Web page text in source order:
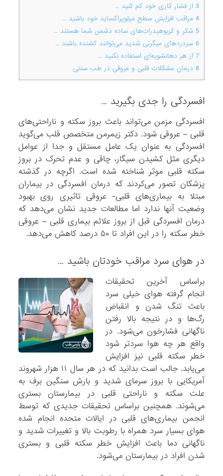
3 از فشار کاری خود کم کنید …
4 مراقب افزایش سطح میلوپراکساید خود باشید …
5 شکر و کربوهیدرات‌های ساده دشمن شما هستند …
6 سردرد‌های میگرنی شدید می‌توانند کشنده باشند …
7 از هر دهانشویه‌ای استفاده نکنید …
8 درمان مشکلات قلبی و عروقی در طب سنتی
افسردگی را جدی بگیرید …
افسردگی مزمن می‌تواند باعث بروز سکته و ناراحتی‌های
قلبی – عروقی شود. دکتر زیمرمن متخصص قلب می‌گوید
افسردگی به عنوان یک عامل مستقل و جدا از عوامل
دیگری مثل کشیدن سیگار، چاقی و عدم تحرک در بروز
سکته قلبی موثر شناخته شده است. اگرچه در گذشته
پزشکان تصور می‌کردند که درمان افسردگی در بیماران
مبتلا به بیماری‌های قلبی- عروقی تاثیری روی بهبود
وضعیت آنها ندارد اما مطالعات جدید نشان می‌دهد که
درمان افسردگی قبل از بروز علائم بیماری قلبی – عروقی
خطر سکته را در این افراد تا ۵۰ درصد کاهش می‌دهد.
در هوای سرد مراقب خودتان باشید …
براساس آخرین تحقیقات
انجام گرفته هوای خیلی سرد
باعث تنگ شدن و انقباض
رگ‌ها و در نتیجه بالا رفتن
ناگهانی فشارخون می‌شود. در
واقع هر چه هوا سردتر شود
خطر سکته قلبی نیز افزایش
می‌یابد. جالب است بدانید که در هر سال ۱۱ هزار شهروند
آمریکایی با بروز سرمای شدید و بارش سنگین برف به
علت سکته و ناراحتی قلبی در بیمارستان بستری
می‌شوند. همچنین براساس تحقیقات جدیدی که توسط
انجمن بیماری‌های قلبی در ایالات‌ متحده انجام شده
هوای بسیار سرد همراه با رطوبت بالا و تغییرات شدید و
ناگهانی دما باعث افزایش خطر سکته قلبی و بستری
شدن افراد در بیمارستان می‌شود.